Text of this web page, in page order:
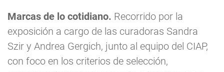
Marcas de lo cotidiano. Recorrido por la
exposición a cargo de las curadoras Sandra
Szir y Andrea Gergich, junto al equipo del CIAP,
con foco en los criterios de selección,